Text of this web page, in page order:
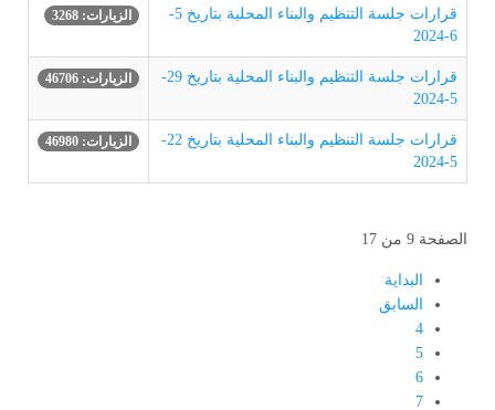
قرارات جلسة التنظيم والبناء المحلية بتاريخ 5-
6-2024
الزيارات: 3268
قرارات جلسة التنظيم والبناء المحلية بتاريخ 29-
5-2024
الزيارات: 46706
قرارات جلسة التنظيم والبناء المحلية بتاريخ 22-
5-2024
الزيارات: 46980
الصفحة 9 من 17
البداية
السابق
4
5
6
7